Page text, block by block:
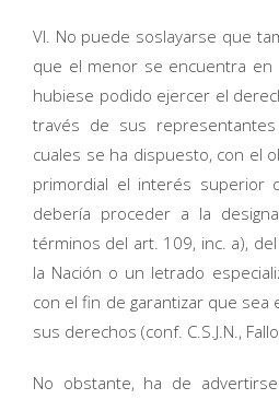
VI. No puede soslayarse que
que el menor se encuentra
hubiese podido ejercer el
través de sus
cuales se ha dispuesto, con el
primordial el interés superior
debería proceder a la
términos del art. 109, inc. a), del
la Nación o un letrado
con el fin de garantizar que
sus derechos (conf. C.S.J.N.,
No obstante, ha de